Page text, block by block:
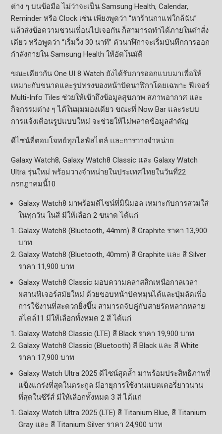
ต่าง ๆ บนข้อมือ ไม่ว่าจะเป็น Samsung Health, Calendar,
Reminder หรือ Clock เช่น เพียงพูดว่า “หาร้านกาแฟใกล้ฉัน”
แล้วส่งข้อความชวนเพื่อนไปเจอกัน ก็สามารถทำได้ภายในคำสั่ง
เดียว หรือพูดว่า “เริ่มวิ่ง 30 นาที” ตัวนาฬิกาจะเริ่มบันทึกการออก
กำลังกายใน Samsung Health ให้อัตโนมัติ
ขณะเดียวกัน One UI 8 Watch ยังได้รับการออกแบบมาเพื่อให้
เหมาะกับขนาดและรูปทรงของหน้าปัดนาฬิกาโดยเฉพาะ ฟีเจอร์
Multi-Info Tiles ช่วยให้เข้าถึงข้อมูลสุขภาพ สภาพอากาศ และ
กิจกรรมต่าง ๆ ได้ในมุมมองเดียว ขณะที่ Now Bar และระบบ
การแจ้งเตือนรูปแบบใหม่ จะช่วยให้ไม่พลาดข้อมูลสำคัญ
ดีไซน์ที่ตอบโจทย์ทุกไลฟ์สไตล์ และการวางจำหน่าย
Galaxy Watch8, Galaxy Watch8 Classic และ Galaxy Watch
Ultra รุ่นใหม่ พร้อมวางจำหน่ายในประเทศไทยในวันที่22
กรกฎาคมนี้10
Galaxy Watch8 มาพร้อมดีไซน์ที่มินิมอล เหมาะกับการสวมใส่
ในทุกวัน ในสี มีให้เลือก 2 ขนาด ได้แก่
Galaxy Watch8 (Bluetooth, 44mm) สี Graphite ราคา 13,900
บาท
Galaxy Watch8 (Bluetooth, 40mm) สี Graphite และ สี Silver
ราคา 11,900 บาท
Galaxy Watch8 Classic มอบความคลาสสิกเหนือกาลเวลา
ผสานฟีเจอร์สมัยใหม่ ด้วยขอบหน้าปัดหมุนได้และปุ่มลัดเพื่อ
การใช้งานที่สะดวกยิ่งขึ้น สามารถจับคู่กับสายรัดหลากหลาย
สไตล์11 มีให้เลือกทั้งหมด 2 สี ได้แก่
Galaxy Watch8 Classic (LTE) สี Black ราคา 19,900 บาท
Galaxy Watch8 Classic (Bluetooth) สี Black และ สี White
ราคา 17,900 บาท
Galaxy Watch Ultra 2025 ดีไซน์สุดล้ำ มาพร้อมประสิทธิภาพที่
แข็งแกร่งที่สุดในตระกูล มีอายุการใช้งานแบตเตอรี่ยาวนาน
ที่สุดในซีรีส์ มีให้เลือกทั้งหมด 3 สี ได้แก่
Galaxy Watch Ultra 2025 (LTE) สี Titanium Blue, สี Titanium
Gray และ สี Titanium Silver ราคา 24,900 บาท